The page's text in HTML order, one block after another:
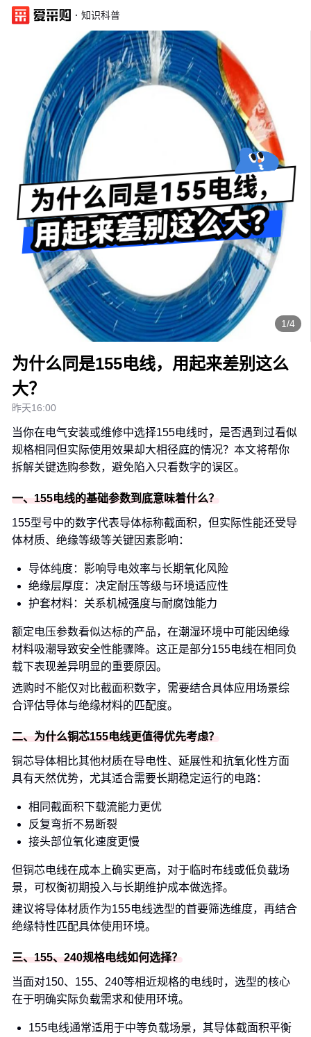
· 知识科普
1/4
为什么同是155电线，用起来差别这么
大？
昨天16:00
当你在电气安装或维修中选择155电线时，是否遇到过看似
规格相同但实际使用效果却大相径庭的情况？本文将帮你
拆解关键选购参数，避免陷入只看数字的误区。
一、155电线的基础参数到底意味着什么？
155型号中的数字代表导体标称截面积，但实际性能还受导
体材质、绝缘等级等关键因素影响：
导体纯度：影响导电效率与长期氧化风险
绝缘层厚度：决定耐压等级与环境适应性
护套材料：关系机械强度与耐腐蚀能力
额定电压参数看似达标的产品，在潮湿环境中可能因绝缘
材料吸潮导致安全性能骤降。这正是部分155电线在相同负
载下表现差异明显的重要原因。
选购时不能仅对比截面积数字，需要结合具体应用场景综
合评估导体与绝缘材料的匹配度。
二、为什么铜芯155电线更值得优先考虑？
铜芯导体相比其他材质在导电性、延展性和抗氧化性方面
具有天然优势，尤其适合需要长期稳定运行的电路：
相同截面积下载流能力更优
反复弯折不易断裂
接头部位氧化速度更慢
但铜芯电线在成本上确实更高，对于临时布线或低负载场
景，可权衡初期投入与长期维护成本做选择。
建议将导体材质作为155电线选型的首要筛选维度，再结合
绝缘特性匹配具体使用环境。
三、155、240规格电线如何选择？
当面对150、155、240等相近规格的电线时，选型的核心
在于明确实际负载需求和使用环境。
155电线通常适用于中等负载场景，其导体截面积平衡